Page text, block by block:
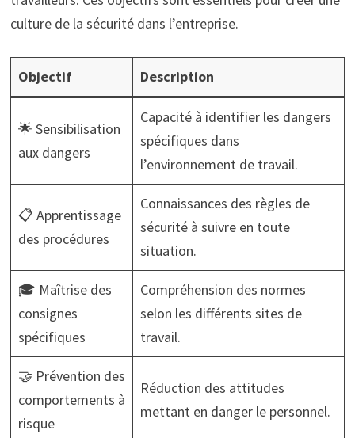
culture de la sécurité dans l’entreprise.
Objectif Description
🌟 Sensibilisation
aux dangers
Capacité à identifier les dangers
spécifiques dans
l’environnement de travail.
📋 Apprentissage
des procédures
Connaissances des règles de
sécurité à suivre en toute
situation.
🎓 Maîtrise des
consignes
spécifiques
Compréhension des normes
selon les différents sites de
travail.
🤝 Prévention des
comportements à
risque
Réduction des attitudes
mettant en danger le personnel.